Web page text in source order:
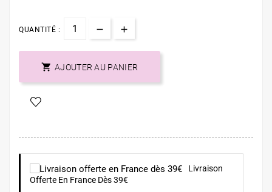
QUANTITÉ :
 AJOUTER AU PANIER
Livraison
Offerte En France Dès 39€